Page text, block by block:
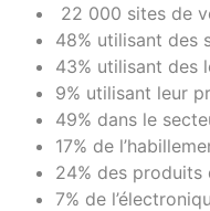
22 000 sites de
48% utilisant des
43% utilisant des
9% utilisant leur
49% dans le
17% de
24% des produits
7% de